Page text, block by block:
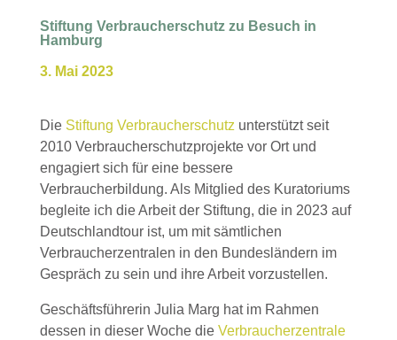
Stiftung Verbraucherschutz zu Besuch in
Hamburg
3. Mai 2023
Die Stiftung Verbraucherschutzunterstützt seit
2010 Verbraucherschutzprojekte vor Ort und
engagiert sich für eine bessere
Verbraucherbildung. Als Mitglied des Kuratoriums
begleite ich die Arbeit der Stiftung, die in 2023 auf
Deutschlandtour ist, um mit sämtlichen
Verbraucherzentralen in den Bundesländern im
Gespräch zu sein und ihre Arbeit vorzustellen.
Geschäftsführerin Julia Marg hat im Rahmen
dessen in dieser Woche die Verbraucherzentrale